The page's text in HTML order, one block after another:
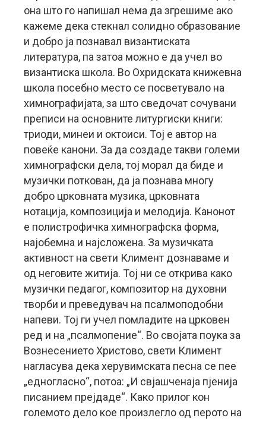
она што го напишал нема да згрешиме ако
кажеме дека стекнал солидно образование
и добро ја познавал византиската
литература, па затоа можно е да учел во
византиска школа. Во Охридската книжевна
школа посебно место се посветувало на
химнографијата, за што сведочат сочувани
преписи на основните литургиски книги:
триоди, минеи и октоиси. Тој е автор на
повеќе канони. За да создаде такви големи
химнографски дела, тој морал да биде и
музички поткован, да ја познава многу
добро црковната музика, црковната
нотација, композиција и мелодија. Канонот
е полистрофичка химнографска форма,
најобемна и најсложена. За музичката
активност на свети Климент дознаваме и
од неговите житија. Тој ни се открива како
музички педагог, композитор на духовни
творби и преведувач на псалмоподобни
напеви. Тој ги учел помладите на црковен
ред и на „псалмопение“. Во својата поука за
Вознесението Христово, свети Климент
нагласува дека херувимската песна се пее
„едногласно“, потоа: „И свјашченаја пјенија
писанием прејдаде“. Како прилог кон
големото дело кое произлегло од перото на